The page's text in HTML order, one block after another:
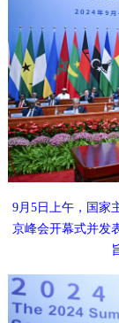
9月5日上午，国家
京峰会开幕式并发